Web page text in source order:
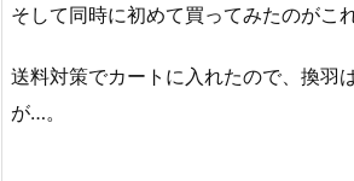
そして同時に初めて買ってみたのがこれ
送料対策でカートに入れたので、換羽
が…。